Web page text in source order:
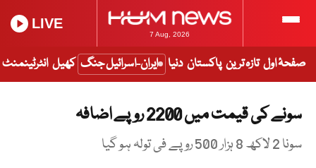
7 Aug, 2026
LIVE
صفحۂ اول تازہ ترین پاکستان دنیا ایران-اسرائیل جنگ کھیل انٹرٹینمنٹ
سونے کی قیمت میں 2200 روپے اضافہ
سونا 2 لاکھ 8 ہزار 500 روپے فی تولہ ہو گیا